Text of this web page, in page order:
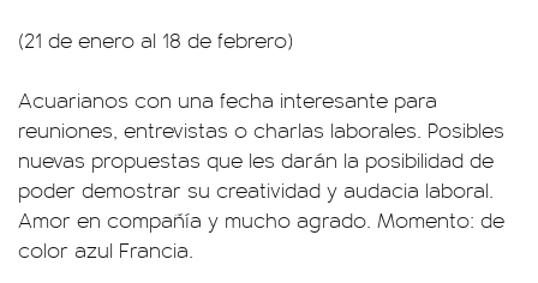
(21 de enero al 18 de febrero)
Acuarianos con una fecha interesante para
reuniones, entrevistas o charlas laborales. Posibles
nuevas propuestas que les darán la posibilidad de
poder demostrar su creatividad y audacia laboral.
Amor en compañía y mucho agrado. Momento: de
color azul Francia.